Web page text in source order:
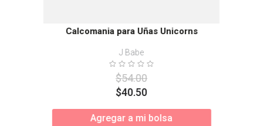
Calcomania para Uñas Unicorns
J Babe
$54.00
$40.50
Agregar a mi bolsa